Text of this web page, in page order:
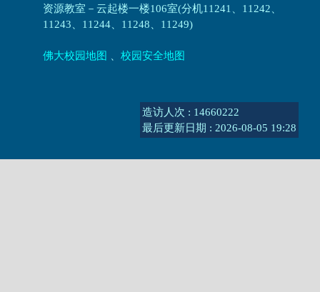
资源教室 － 云起楼一楼106室(分机11241、11242、
11243、11244、11248、11249)
佛大校园地图 、 校园安全地图
造访人次 : 14660222
最后更新日期 : 2026-08-05 19:28